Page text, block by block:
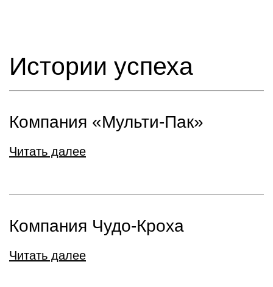
Истории успеха
Компания «Мульти-Пак»
Читать далее
Компания Чудо-Кроха
Читать далее